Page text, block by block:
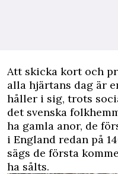
Att skicka kort och
alla hjärtans dag är
håller i sig, trots
det svenska
ha gamla anor, de
i England redan på
sägs de första
ha sålts.